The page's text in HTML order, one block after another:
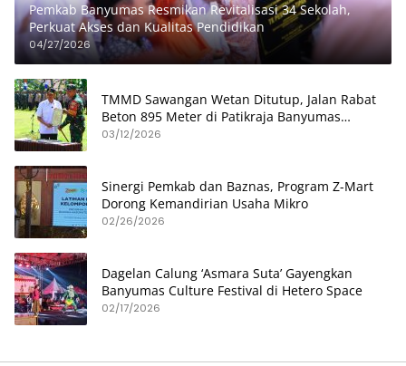
Pemkab Banyumas Resmikan Revitalisasi 34 Sekolah,
Perkuat Akses dan Kualitas Pendidikan
04/27/2026
TMMD Sawangan Wetan Ditutup, Jalan Rabat
Beton 895 Meter di Patikraja Banyumas
Rampung
03/12/2026
Sinergi Pemkab dan Baznas, Program Z-Mart
Dorong Kemandirian Usaha Mikro
02/26/2026
Dagelan Calung ‘Asmara Suta’ Gayengkan
Banyumas Culture Festival di Hetero Space
02/17/2026